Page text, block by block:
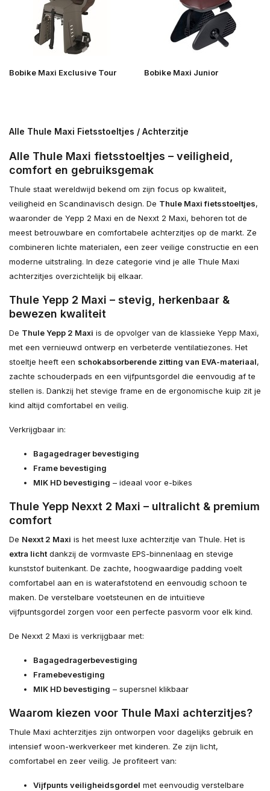
Bobike Maxi Exclusive Tour Bobike Maxi Junior
Alle Thule Maxi Fietsstoeltjes / Achterzitje
Alle Thule Maxi fietsstoeltjes – veiligheid,
comfort en gebruiksgemak
Thule staat wereldwijd bekend om zijn focus op kwaliteit,
veiligheid en Scandinavisch design. De Thule Maxi fietsstoeltjes,
waaronder de Yepp 2 Maxi en de Nexxt 2 Maxi, behoren tot de
meest betrouwbare en comfortabele achterzitjes op de markt. Ze
combineren lichte materialen, een zeer veilige constructie en een
moderne uitstraling. In deze categorie vind je alle Thule Maxi
achterzitjes overzichtelijk bij elkaar.
Thule Yepp 2 Maxi – stevig, herkenbaar &
bewezen kwaliteit
De Thule Yepp 2 Maxi is de opvolger van de klassieke Yepp Maxi,
met een vernieuwd ontwerp en verbeterde ventilatiezones. Het
stoeltje heeft een schokabsorberende zitting van EVA-materiaal,
zachte schouderpads en een vijfpuntsgordel die eenvoudig af te
stellen is. Dankzij het stevige frame en de ergonomische kuip zit je
kind altijd comfortabel en veilig.
Verkrijgbaar in:
Bagagedrager bevestiging
Frame bevestiging
MIK HD bevestiging – ideaal voor e-bikes
Thule Yepp Nexxt 2 Maxi – ultralicht & premium
comfort
De Nexxt 2 Maxi is het meest luxe achterzitje van Thule. Het is
extra licht dankzij de vormvaste EPS-binnenlaag en stevige
kunststof buitenkant. De zachte, hoogwaardige padding voelt
comfortabel aan en is waterafstotend en eenvoudig schoon te
maken. De verstelbare voetsteunen en de intuïtieve
vijfpuntsgordel zorgen voor een perfecte pasvorm voor elk kind.
De Nexxt 2 Maxi is verkrijgbaar met:
Bagagedragerbevestiging
Framebevestiging
MIK HD bevestiging – supersnel klikbaar
Waarom kiezen voor Thule Maxi achterzitjes?
Thule Maxi achterzitjes zijn ontworpen voor dagelijks gebruik en
intensief woon-werkverkeer met kinderen. Ze zijn licht,
comfortabel en zeer veilig. Je profiteert van:
Vijfpunts veiligheidsgordel met eenvoudig verstelbare